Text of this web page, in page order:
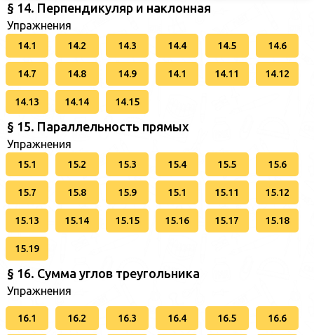
§ 14. Перпендикуляр и наклонная
Упражнения
14.1 14.2 14.3 14.4 14.5 14.6
14.7 14.8 14.9 14.1 14.11 14.12
14.13 14.14 14.15
§ 15. Параллельность прямых
Упражнения
15.1 15.2 15.3 15.4 15.5 15.6
15.7 15.8 15.9 15.1 15.11 15.12
15.13 15.14 15.15 15.16 15.17 15.18
15.19
§ 16. Сумма углов треугольника
Упражнения
16.1 16.2 16.3 16.4 16.5 16.6